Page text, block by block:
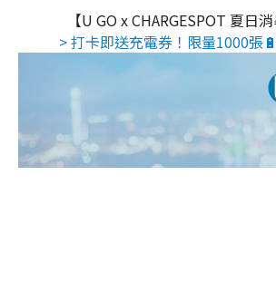
【U GO x CHARGESPOT 夏日消
> 打卡即送充電券！限量1000張